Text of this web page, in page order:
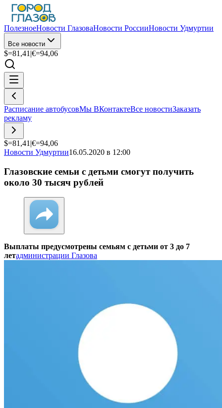
ПолезноеНовости ГлазоваНовости РоссииНовости Удмуртии
Все новости
$=81,41 |€=94,06
Расписание автобусовМы ВКонтактеВсе новостиЗаказать
рекламу
$=81,41 |€=94,06
Новости Удмуртии16.05.2020 в 12:00
Глазовские семьи с детьми смогут получить
около 30 тысяч рублей
Выплаты предусмотрены семьям с детьми от 3 до 7
летадминистрации Глазова